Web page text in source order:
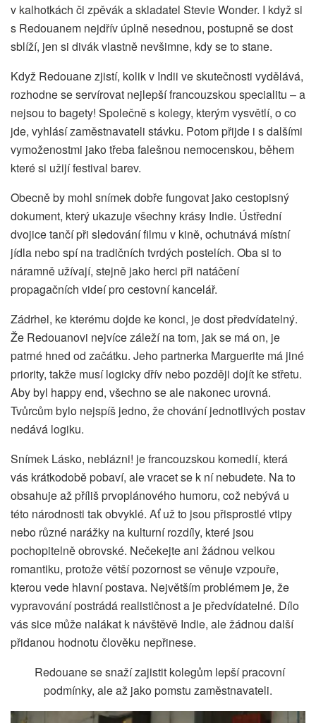
v kalhotkách či zpěvák a skladatel Stevie Wonder. I když si
s Redouanem nejdřív úplně nesednou, postupně se dost
sblíží, jen si divák vlastně nevšimne, kdy se to stane.
Když Redouane zjistí, kolik v Indii ve skutečnosti vydělává,
rozhodne se servírovat nejlepší francouzskou specialitu – a
nejsou to bagety! Společně s kolegy, kterým vysvětlí, o co
jde, vyhlásí zaměstnavateli stávku. Potom přijde i s dalšími
vymoženostmi jako třeba falešnou nemocenskou, během
které si užijí festival barev.
Obecně by mohl snímek dobře fungovat jako cestopisný
dokument, který ukazuje všechny krásy Indie. Ústřední
dvojice tančí při sledování filmu v kině, ochutnává místní
jídla nebo spí na tradičních tvrdých postelích. Oba si to
náramně užívají, stejně jako herci při natáčení
propagačních videí pro cestovní kancelář.
Zádrhel, ke kterému dojde ke konci, je dost předvídatelný.
Že Redouanovi nejvíce záleží na tom, jak se má on, je
patrné hned od začátku. Jeho partnerka Marguerite má jiné
priority, takže musí logicky dřív nebo později dojít ke střetu.
Aby byl happy end, všechno se ale nakonec urovná.
Tvůrcům bylo nejspíš jedno, že chování jednotlivých postav
nedává logiku.
Snímek Lásko, neblázni! je francouzskou komedií, která
vás krátkodobě pobaví, ale vracet se k ní nebudete. Na to
obsahuje až příliš prvoplánového humoru, což nebývá u
této národnosti tak obvyklé. Ať už to jsou přisprostlé vtipy
nebo různé narážky na kulturní rozdíly, které jsou
pochopitelně obrovské. Nečekejte ani žádnou velkou
romantiku, protože větší pozornost se věnuje vzpouře,
kterou vede hlavní postava. Největším problémem je, že
vypravování postrádá realističnost a je předvídatelné. Dílo
vás sice může nalákat k návštěvě Indie, ale žádnou další
přidanou hodnotu člověku nepřinese.
Redouane se snaží zajistit kolegům lepší pracovní
podmínky, ale až jako pomstu zaměstnavateli.